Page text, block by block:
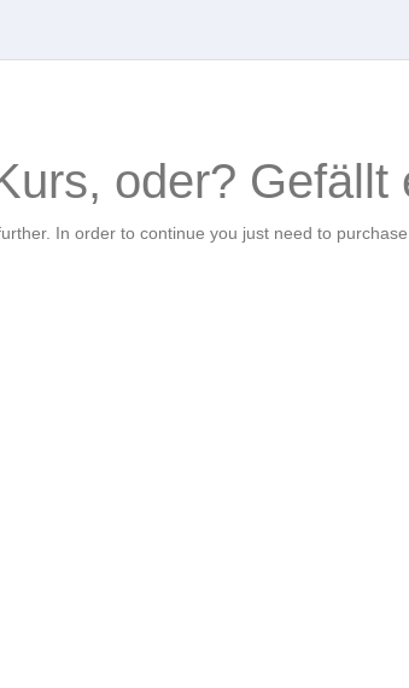
oder? Gefällt
In order to continue you just need to purchase